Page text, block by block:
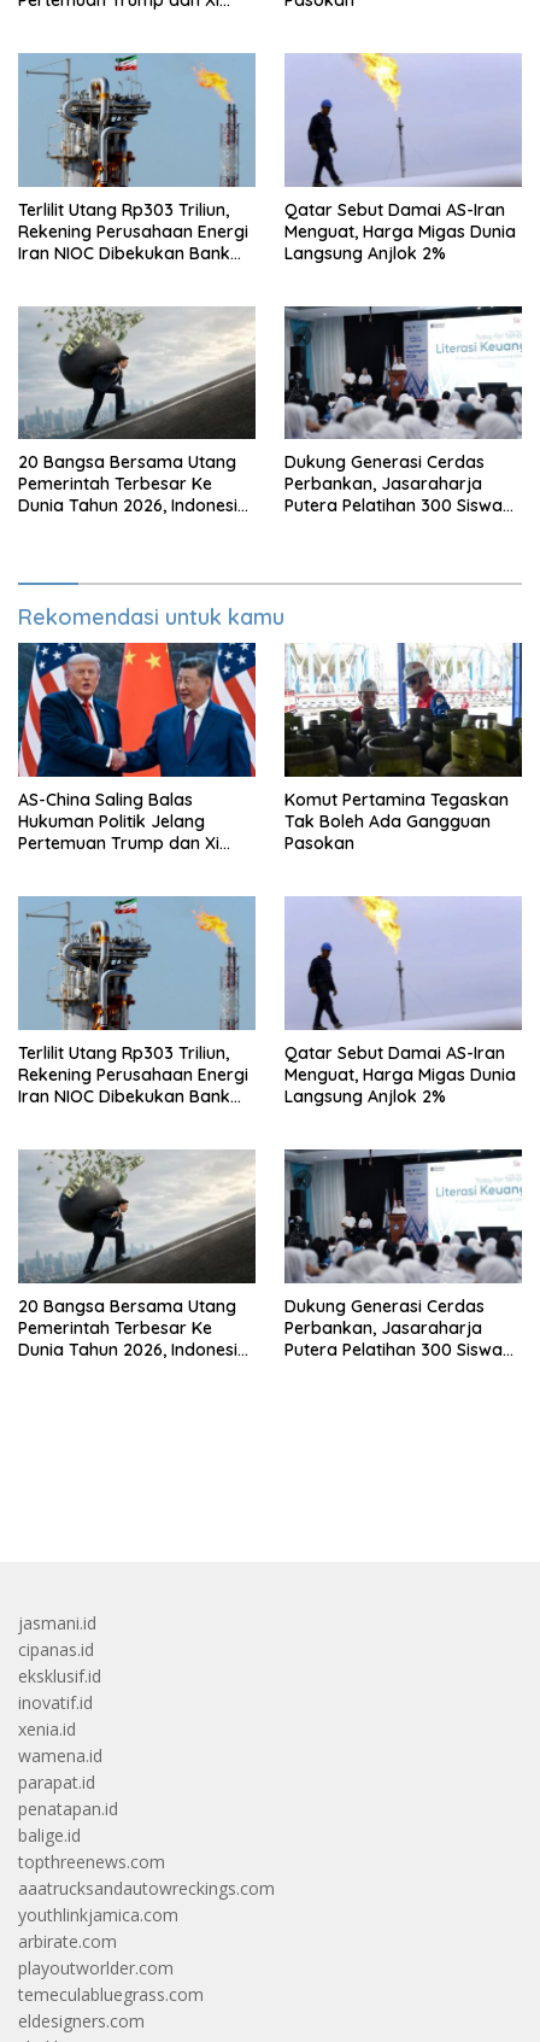
Terlilit Utang Rp303 Triliun,
Rekening Perusahaan Energi
Iran NIOC Dibekukan Bank
Qatar Sebut Damai AS-Iran
Menguat, Harga Migas Dunia
Langsung Anjlok 2%
20 Bangsa Bersama Utang
Pemerintah Terbesar Ke
Dunia Tahun 2026, Indonesia
Dukung Generasi Cerdas
Perbankan, Jasaraharja
Putera Pelatihan 300 Siswa
Rekomendasi untuk kamu
AS-China Saling Balas
Hukuman Politik Jelang
Pertemuan Trump dan Xi
Komut Pertamina Tegaskan
Tak Boleh Ada Gangguan
Pasokan
Terlilit Utang Rp303 Triliun,
Rekening Perusahaan Energi
Iran NIOC Dibekukan Bank
Qatar Sebut Damai AS-Iran
Menguat, Harga Migas Dunia
Langsung Anjlok 2%
20 Bangsa Bersama Utang
Pemerintah Terbesar Ke
Dunia Tahun 2026, Indonesia
Dukung Generasi Cerdas
Perbankan, Jasaraharja
Putera Pelatihan 300 Siswa
jasmani.id
cipanas.id
eksklusif.id
inovatif.id
xenia.id
wamena.id
parapat.id
penatapan.id
balige.id
topthreenews.com
aaatrucksandautowreckings.com
youthlinkjamica.com
arbirate.com
playoutworlder.com
temeculabluegrass.com
eldesigners.com